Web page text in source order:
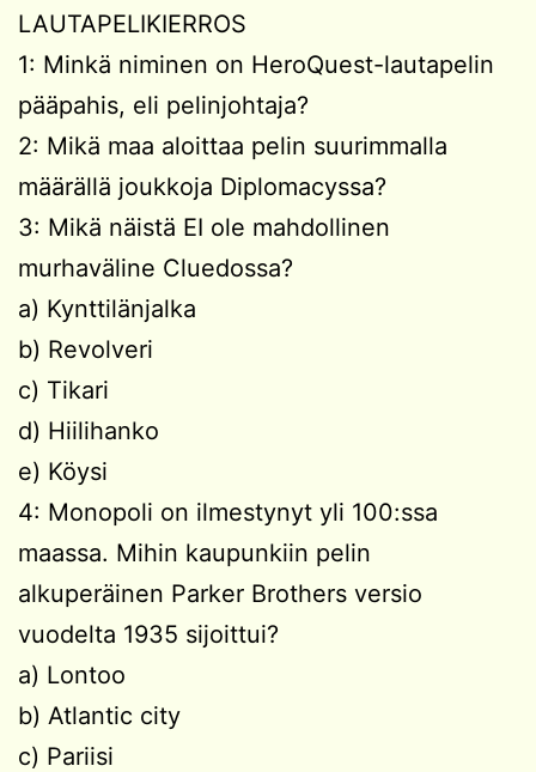
LAUTAPELIKIERROS
1: Minkä niminen on HeroQuest-lautapelin
pääpahis, eli pelinjohtaja?
2: Mikä maa aloittaa pelin suurimmalla
määrällä joukkoja Diplomacyssa?
3: Mikä näistä EI ole mahdollinen
murhaväline Cluedossa?
a) Kynttilänjalka
b) Revolveri
c) Tikari
d) Hiilihanko
e) Köysi
4: Monopoli on ilmestynyt yli 100:ssa
maassa. Mihin kaupunkiin pelin
alkuperäinen Parker Brothers versio
vuodelta 1935 sijoittui?
a) Lontoo
b) Atlantic city
c) Pariisi